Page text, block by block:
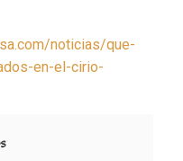
noticias/que-
en-el-cirio-